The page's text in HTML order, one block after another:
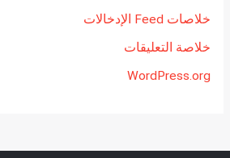
خلاصات Feed الإدخالات
خلاصة التعليقات
WordPress.org